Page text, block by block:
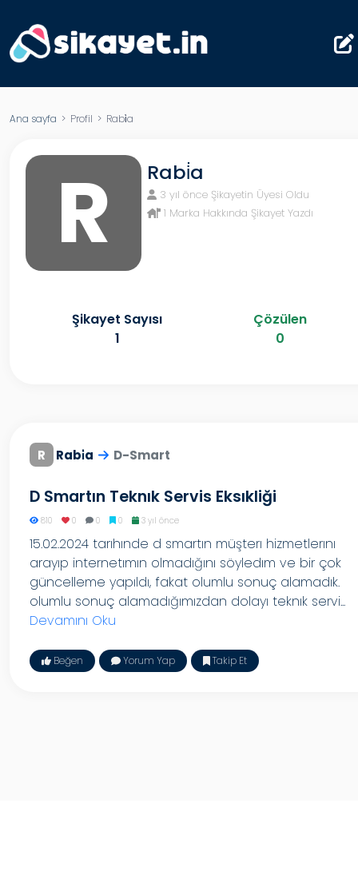
Ana sayfa > Profil > Rabi̇a
R Rabi̇a
3 yıl önce Şikayetin Üyesi Oldu
1 Marka Hakkında Şikayet Yazdı
Şikayet Sayısı
1
Çözülen
0
R Rabi̇a D-Smart
D Smartın Teknık Servis Eksıkliği
810 0 0 0 3 yıl önce
15.02.2024 tarıhınde d smartın müşterı hizmetlerını
arayıp internetımın olmadığını söyledım ve bir çok
güncelleme yapıldı, fakat olumlu sonuç alamadık.
olumlu sonuç alamadığımızdan dolayı teknık servi...
Devamını Oku
Beğen Yorum Yap Takip Et